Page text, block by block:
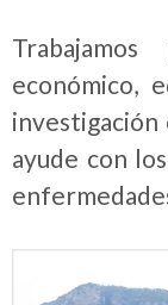
económico,
ayude con